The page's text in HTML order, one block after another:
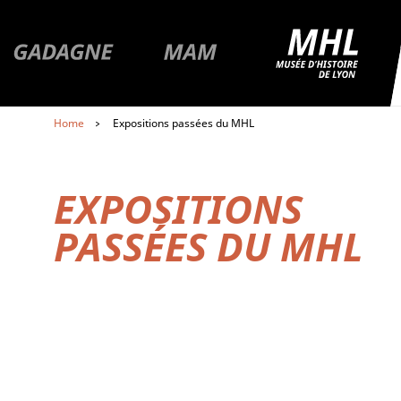
Aller au contenu
Aller au premier menu de navigation
Aller à la page du musée GadagneAller à la page du muséeMAM
Aller à la
Home Expositions passées du MHL
EXPOSITIONS
PASSÉES DU MHL